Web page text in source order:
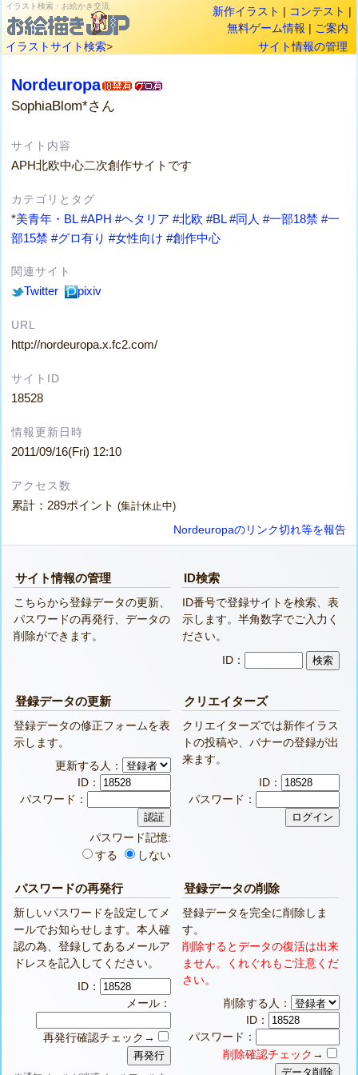
イラスト検索・お絵かき交流 新作イラスト | コンテスト |
無料ゲーム情報 | ご案内
イラストサイト検索> サイト情報の管理
Nordeuropa
SophiaBlom*さん
サイト内容
APH北欧中心二次創作サイトです
カテゴリとタグ
*美青年・BL #APH #ヘタリア #北欧 #BL #同人 #一部18禁 #一
部15禁 #グロ有り #女性向け #創作中心
関連サイト
Twitter pixiv
URL
http://nordeuropa.x.fc2.com/
サイトID
18528
情報更新日時
2011/09/16(Fri) 12:10
アクセス数
累計：289ポイント(集計休止中)
Nordeuropaのリンク切れ等を報告
サイト情報の管理
こちらから登録データの更新、
パスワードの再発行、データの
削除ができます。
ID検索
ID番号で登録サイトを検索、表
示します。半角数字でご入力く
ださい。
ID：
登録データの更新
登録データの修正フォームを表
示します。
更新する人：
ID：
パスワード：
パスワード記憶:
する
しない
クリエイターズ
クリエイターズでは新作イラス
トの投稿や、バナーの登録が出
来ます。
ID：
パスワード：
パスワードの再発行
新しいパスワードを設定してメ
ールでお知らせします。本人確
認の為、登録してあるメールア
ドレスを記入してください。
ID：
メール：
再発行確認チェック→
登録データの削除
登録データを完全に削除しま
す。
削除するとデータの復活は出来
ません。くれぐれもご注意くだ
さい。
削除する人：
ID：
パスワード：
削除確認チェック →